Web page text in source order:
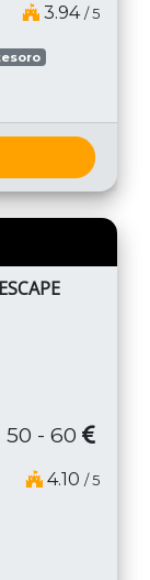
3.94 / 5
50 - 60
4.10 / 5